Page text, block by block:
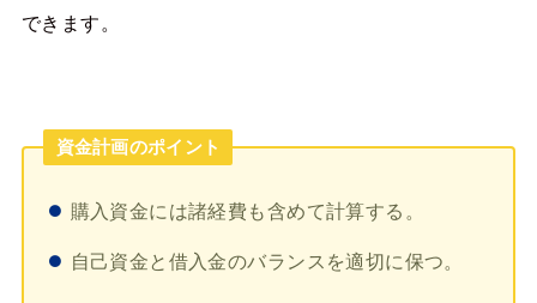
できます。
資金計画のポイント
購入資金には諸経費も含めて計算する。
自己資金と借入金のバランスを適切に保つ。